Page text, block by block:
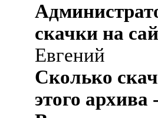
скачки на
Евгений
Сколько
этого архива